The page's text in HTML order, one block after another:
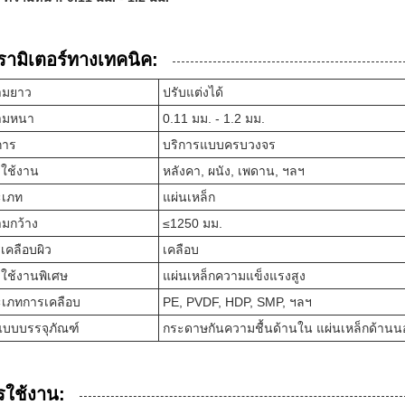
ามิเตอร์ทางเทคนิค:
ยาว
ปรับแต่งได้
หนา
0.11 มม. - 1.2 มม.
ร
บริการแบบครบวงจร
ช้งาน
หลังคา, ผนัง, เพดาน, ฯลฯ
ภท
แผ่นเหล็ก
กว้าง
≤1250 มม.
คลือบผิว
เคลือบ
ช้งานพิเศษ
แผ่นเหล็กความแข็งแรงสูง
ภทการเคลือบ
PE, PVDF, HDP, SMP, ฯลฯ
บบบรรจุภัณฑ์
กระดาษกันความชื้นด้านใน แผ่นเหล็กด้านน
ใช้งาน: